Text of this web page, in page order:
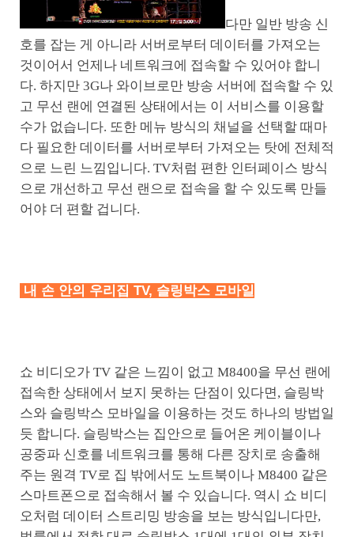
다만 일반 방송 신
호를 잡는 게 아니라 서버로부터 데이터를 가져오는
것이어서 언제나 네트워크에 접속할 수 있어야 합니
다. 하지만 3G나 와이브로만 방송 서버에 접속할 수 있
고 무선 랜에 연결된 상태에서는 이 서비스를 이용할
수가 없습니다. 또한 메뉴 방식의 채널을 선택할 때마
다 필요한 데이터를 서버로부터 가져오는 탓에 전체적
으로 느린 느낌입니다. TV처럼 편한 인터페이스 방식
으로 개선하고 무선 랜으로 접속을 할 수 있도록 만들
어야 더 편할 겁니다.
내 손 안의 우리집 TV, 슬링박스 모바일
쇼 비디오가 TV 같은 느낌이 없고 M8400을 무선 랜에
접속한 상태에서 보지 못하는 단점이 있다면, 슬링박
스와 슬링박스 모바일을 이용하는 것도 하나의 방법일
듯 합니다. 슬링박스는 집안으로 들어온 케이블이나
공중파 신호를 네트워크를 통해 다른 장치로 송출해
주는 원격 TV로 집 밖에서도 노트북이나 M8400 같은
스마트폰으로 접속해서 볼 수 있습니다. 역시 쇼 비디
오처럼 데이터 스트리밍 방송을 보는 방식입니다만,